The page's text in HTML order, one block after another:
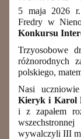
5 maja 2026
Fredry w
Konkursu
Trzyosobowe
różnorodnych
polskiego,
Nasi
Kieryk i Karol
i z zapałem
wywalczyli III